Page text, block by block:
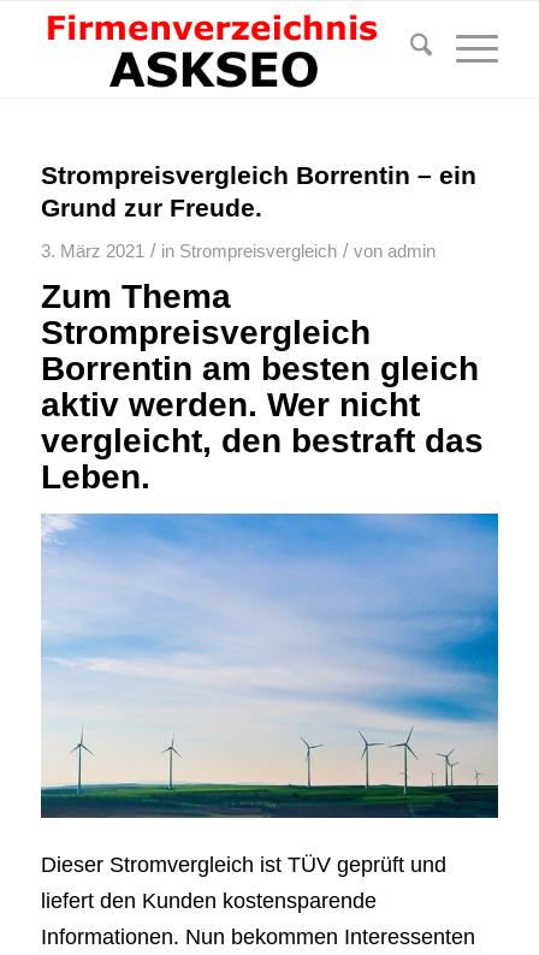
Strompreisvergleich Borrentin – ein
Grund zur Freude.
3. März 2021 / in Strompreisvergleich / von admin
Zum Thema
Strompreisvergleich
Borrentin am besten gleich
aktiv werden. Wer nicht
vergleicht, den bestraft das
Leben.
Dieser Stromvergleich ist TÜV geprüft und
liefert den Kunden kostensparende
Informationen. Nun bekommen Interessenten